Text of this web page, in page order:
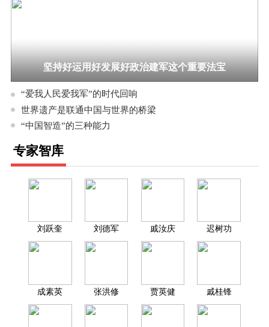
坚持好运用好发展好政治建军这个重要法宝
“爱我人民爱我军”的时代回响
世界遗产是联通中国与世界的桥梁
“中国智造”的三种能力
专家智库
刘跃奎 刘德军 戚汝庆 迟树功
成素英 张洪修 贾英健 戚桂锋